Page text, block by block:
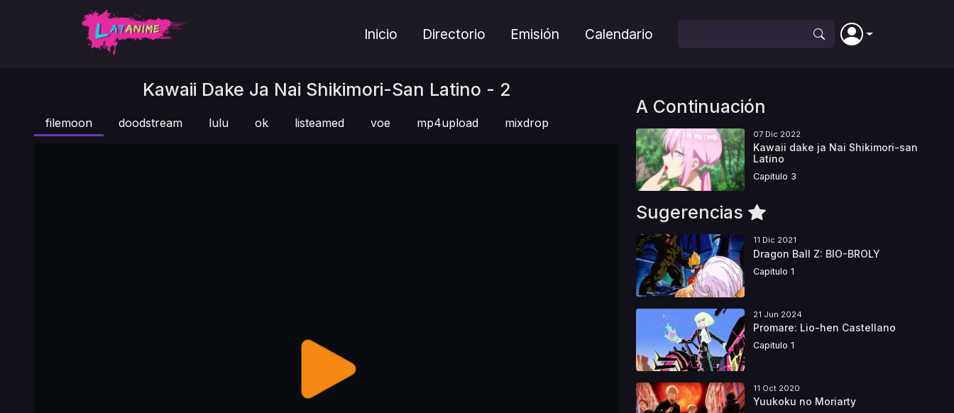
Inicio Directorio Emisión Calendario
Kawaii Dake Ja Nai Shikimori-San Latino - 2
filemoon doodstream lulu ok listeamed voe mp4upload mixdrop
A Continuación
07 Dic 2022
Kawaii dake ja Nai Shikimori-san
Latino
Capitulo 3
Sugerencias
11 Dic 2021
Dragon Ball Z: BIO-BROLY
Capitulo 1
21 Jun 2024
Promare: Lio-hen Castellano
Capitulo 1
11 Oct 2020
Yuukoku no Moriarty